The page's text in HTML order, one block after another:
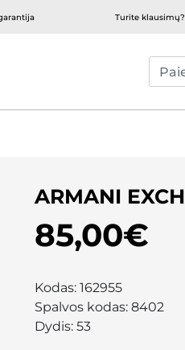
Turite klausimų?
ARMANI
85,00€
Kodas: 162955
Spalvos kodas: 8402
Dydis: 53